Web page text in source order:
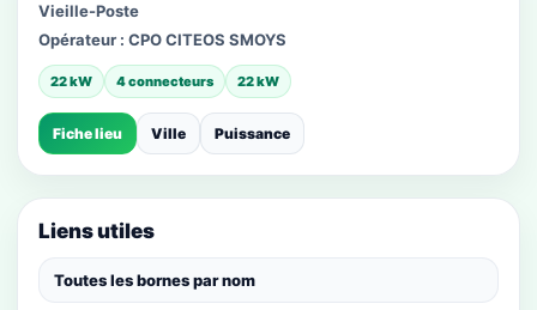
Vieille-Poste
Opérateur : CPO CITEOS SMOYS
22 kW 4 connecteurs 22 kW
Fiche lieu Ville Puissance
Liens utiles
Toutes les bornes par nom